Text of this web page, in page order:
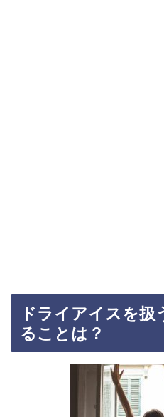
ドライアイスを
ることは？